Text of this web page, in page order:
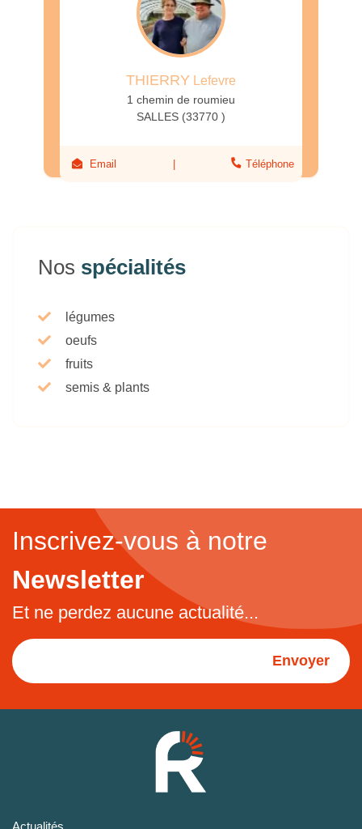
THIERRY Lefevre
1 chemin de roumieu
SALLES (33770 )
Email Téléphone
Nos spécialités
légumes
oeufs
fruits
semis & plants
Inscrivez-vous à notre
Newsletter
Et ne perdez aucune actualité...
Envoyer